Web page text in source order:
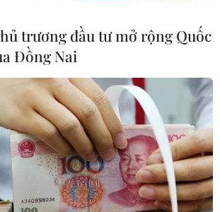
trương đầu tư mở rộng Quốc
Đồng Nai